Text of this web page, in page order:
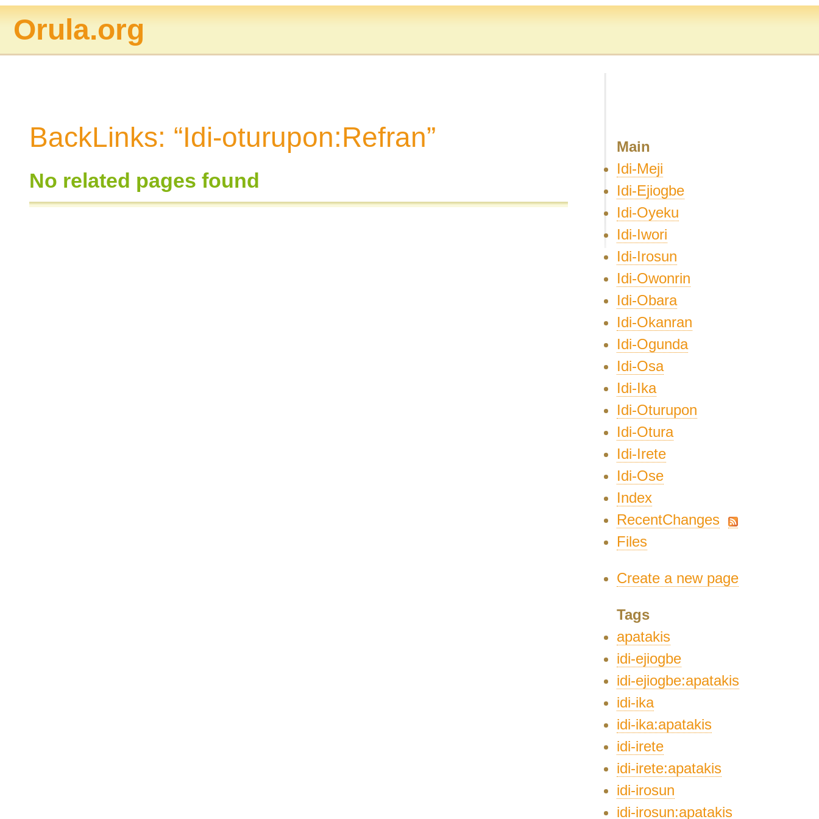
Orula.org
BackLinks: “Idi-oturupon:Refran”
No related pages found
Main
Idi-Meji
Idi-Ejiogbe
Idi-Oyeku
Idi-Iwori
Idi-Irosun
Idi-Owonrin
Idi-Obara
Idi-Okanran
Idi-Ogunda
Idi-Osa
Idi-Ika
Idi-Oturupon
Idi-Otura
Idi-Irete
Idi-Ose
Index
RecentChanges
Files
Create a new page
Tags
apatakis
idi-ejiogbe
idi-ejiogbe:apatakis
idi-ika
idi-ika:apatakis
idi-irete
idi-irete:apatakis
idi-irosun
idi-irosun:apatakis